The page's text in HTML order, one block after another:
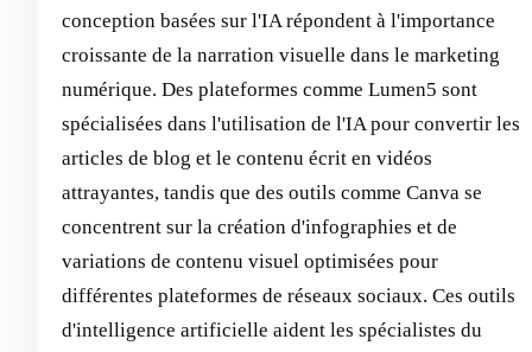
conception basées sur l'IA répondent à l'importance
croissante de la narration visuelle dans le marketing
numérique. Des plateformes comme Lumen5 sont
spécialisées dans l'utilisation de l'IA pour convertir les
articles de blog et le contenu écrit en vidéos
attrayantes, tandis que des outils comme Canva se
concentrent sur la création d'infographies et de
variations de contenu visuel optimisées pour
différentes plateformes de réseaux sociaux. Ces outils
d'intelligence artificielle aident les spécialistes du